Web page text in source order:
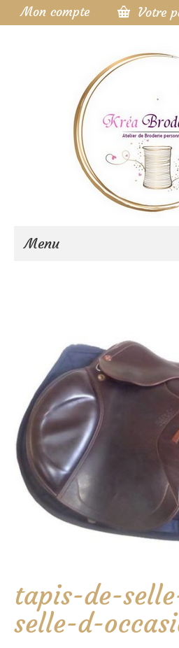
Mon compte Votre
Menu
tapis-de-
selle-d-